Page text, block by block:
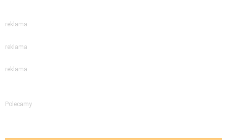
reklama
reklama
reklama
Polecamy